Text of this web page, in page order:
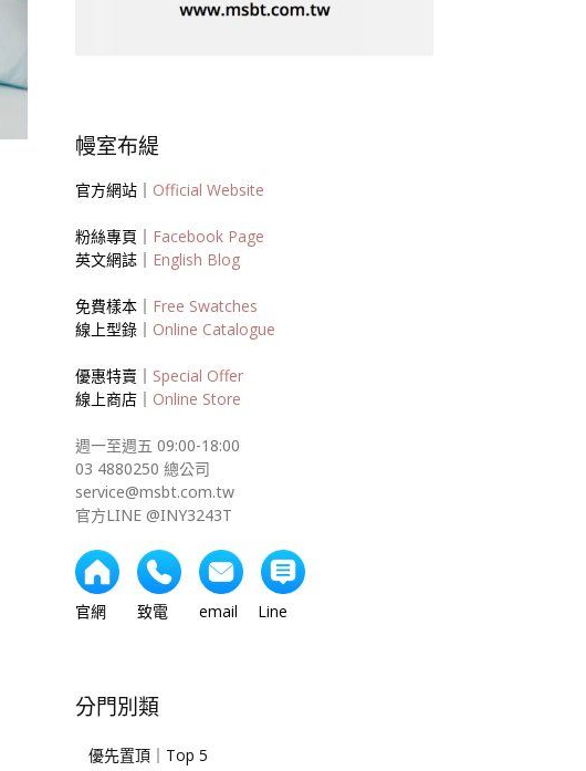
幔室布緹
官方網站｜ Official Website
粉絲專頁｜ Facebook Page
英文網誌｜ English Blog
免費樣本｜ Free Swatches
線上型錄｜ Online Catalogue
優惠特賣｜ Special Offer
線上商店｜ Online Store
週一至週五 09:00-18:00
03 4880250 總公司
service@msbt.com.tw
官方LINE @INY3243T
官網 致電 email Line
分門別類
優先置頂｜Top 5